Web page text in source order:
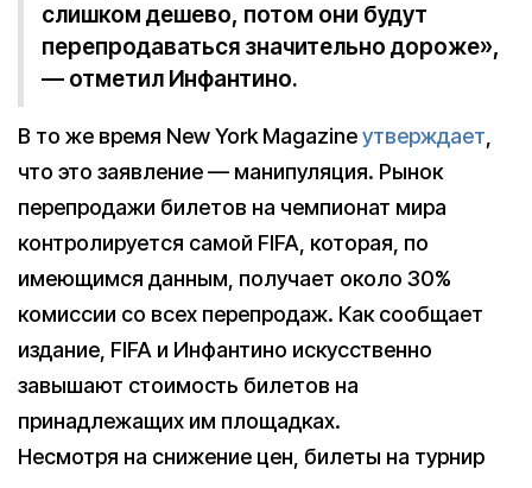
слишком дешево, потом они будут
перепродаваться значительно дороже»,
— отметил Инфантино.
В то же время New York Magazineутверждает,
что это заявление — манипуляция. Рынок
перепродажи билетов на чемпионат мира
контролируется самой FIFA, которая, по
имеющимся данным, получает около 30%
комиссии со всех перепродаж. Как сообщает
издание, FIFA и Инфантино искусственно
завышают стоимость билетов на
принадлежащих им площадках.
Несмотря на снижение цен, билеты на турнир